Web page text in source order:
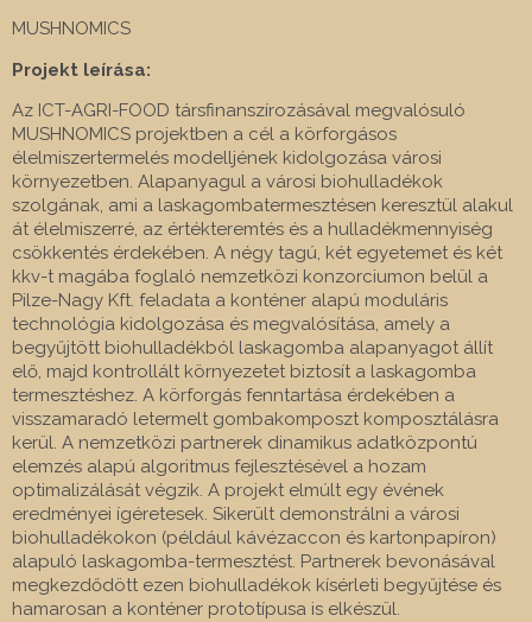
MUSHNOMICS
Projekt leírása:
Az ICT-AGRI-FOOD társfinanszírozásával megvalósuló
MUSHNOMICS projektben a cél a körforgásos
élelmiszertermelés modelljének kidolgozása városi
környezetben. Alapanyagul a városi biohulladékok
szolgának, ami a laskagombatermesztésen keresztül alakul
át élelmiszerré, az értékteremtés és a hulladékmennyiség
csökkentés érdekében. A négy tagú, két egyetemet és két
kkv-t magába foglaló nemzetközi konzorciumon belül a
Pilze-Nagy Kft. feladata a konténer alapú moduláris
technológia kidolgozása és megvalósítása, amely a
begyűjtött biohulladékból laskagomba alapanyagot állít
elő, majd kontrollált környezetet biztosít a laskagomba
termesztéshez. A körforgás fenntartása érdekében a
visszamaradó letermelt gombakomposzt komposztálásra
kerül. A nemzetközi partnerek dinamikus adatközpontú
elemzés alapú algoritmus fejlesztésével a hozam
optimalizálását végzik. A projekt elmúlt egy évének
eredményei ígéretesek. Sikerült demonstrálni a városi
biohulladékokon (például kávézaccon és kartonpapíron)
alapuló laskagomba-termesztést. Partnerek bevonásával
megkezdődött ezen biohulladékok kísérleti begyűjtése és
hamarosan a konténer prototípusa is elkészül.